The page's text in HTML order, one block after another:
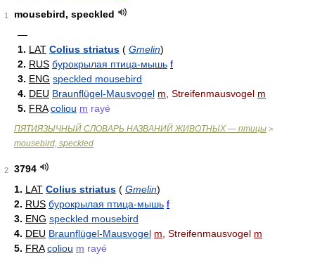
1
mousebird, speckled
—
1. LAT Colius striatus ( Gmelin)
2. RUS бурокрылая птица-мышь f
3. ENG speckled mousebird
4. DEU Braunflügel-Mausvogel m , Streifenmausvogel m
5. FRA coliou m rayé
ПЯТИЯЗЫЧНЫЙ СЛОВАРЬ НАЗВАНИЙ ЖИВОТНЫХ — птицы >
mousebird, speckled
2
3794
1. LAT Colius striatus ( Gmelin)
2. RUS бурокрылая птица-мышь f
3. ENG speckled mousebird
4. DEU Braunflügel-Mausvogel m , Streifenmausvogel m
5. FRA coliou m rayé